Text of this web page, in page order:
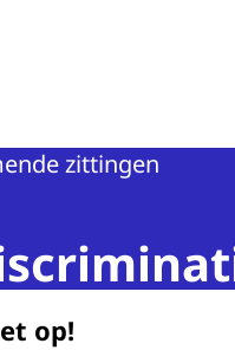
zittingen
op!